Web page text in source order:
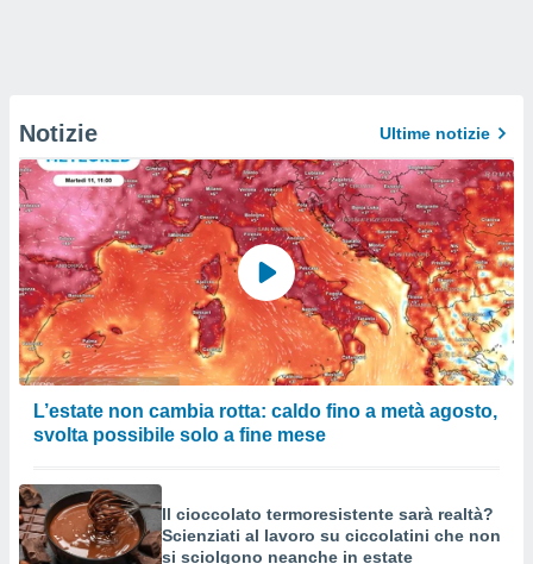
Notizie Ultime notizie
L’estate non cambia rotta: caldo fino a metà agosto,
svolta possibile solo a fine mese
Il cioccolato termoresistente sarà realtà?
Scienziati al lavoro su ciccolatini che non
si sciolgono neanche in estate